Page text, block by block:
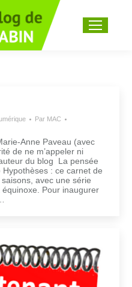
Recherche
Par MAC
Anne Paveau (avec
de ne m’appeler ni
du blog La pensée
: ce carnet de
avec une série
Pour inaugurer